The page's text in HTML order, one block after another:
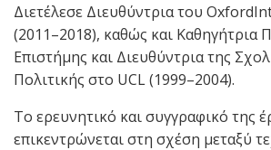
Διετέλεσε Διευθύντρια του
(2011–2018), καθώς και Καθηγήτρια
Επιστήμης και Διευθύντρια της
Πολιτικής στο UCL (1999–2004).
Το ερευνητικό και συγγραφικό της
επικεντρώνεται στη σχέση μεταξύ